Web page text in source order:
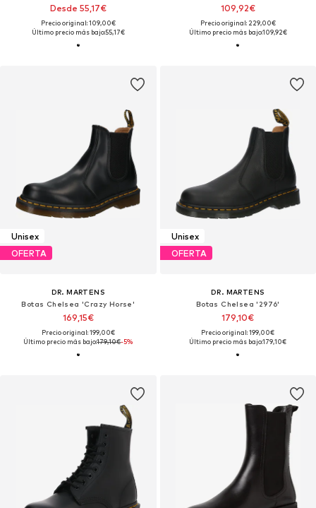
Desde 55,17€
Precio original: 109,00€
Último precio más bajo:55,17€
109,92€
Precio original: 229,00€
Último precio más bajo:109,92€
Unisex
OFERTA
DR. MARTENS
Botas Chelsea 'Crazy Horse'
169,15€
Precio original: 199,00€
Último precio más bajo:179,10€-5%
Unisex
OFERTA
DR. MARTENS
Botas Chelsea '2976'
179,10€
Precio original: 199,00€
Último precio más bajo:179,10€